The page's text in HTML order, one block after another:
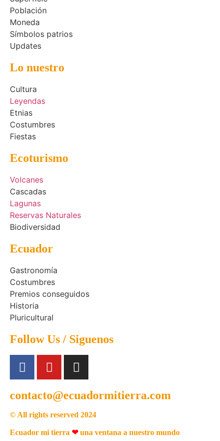
Población
Moneda
Símbolos patrios
Updates
Lo nuestro
Cultura
Leyendas
Etnias
Costumbres
Fiestas
Ecoturismo
Volcanes
Cascadas
Lagunas
Reservas Naturales
Biodiversidad
Ecuador
Gastronomía
Costumbres
Premios conseguidos
Historia
Pluricultural
Follow Us / Siguenos
contacto@ecuadormitierra.com
© All rights reserved 2024
Ecuador mi tierra ❤una ventana a nuestro mundo